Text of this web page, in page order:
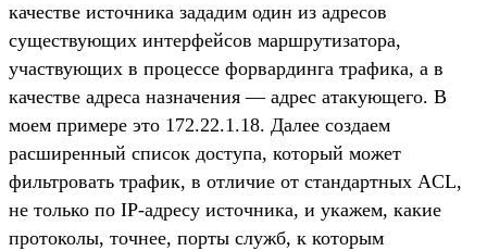
качестве источника зададим один из адресов
существующих интерфейсов маршрутизатора,
участвующих в процессе форвардинга трафика, а в
качестве адреса назначения — адрес атакующего. В
моем примере это 172.22.1.18. Далее создаем
расширенный список доступа, который может
фильтровать трафик, в отличие от стандартных ACL,
не только по IP-адресу источника, и укажем, какие
протоколы, точнее, порты служб, к которым